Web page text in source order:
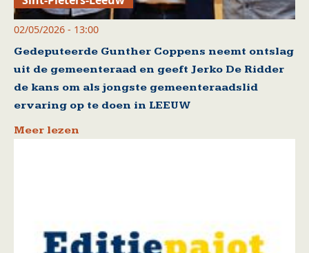
02/05/2026 - 13:00
Gedeputeerde Gunther Coppens neemt ontslag
uit de gemeenteraad en geeft Jerko De Ridder
de kans om als jongste gemeenteraadslid
ervaring op te doen in LEEUW
Meer lezen